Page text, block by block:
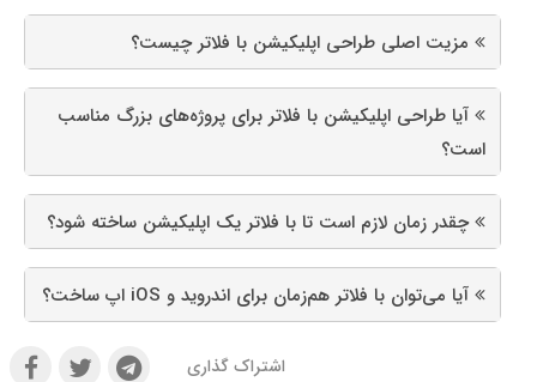
مزیت اصلی طراحی اپلیکیشن با فلاتر چیست؟
آیا طراحی اپلیکیشن با فلاتر برای پروژه‌های بزرگ مناسب
است؟
چقدر زمان لازم است تا با فلاتر یک اپلیکیشن ساخته شود؟
آیا می‌توان با فلاتر هم‌زمان برای اندروید و iOS اپ ساخت؟
اشتراک گذاری